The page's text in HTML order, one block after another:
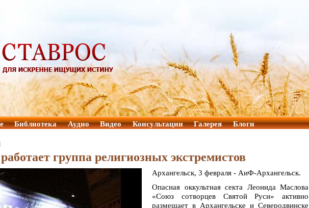
Библиотека Аудио Видео Консультации Галерея Блоги
группа религиозных экстремистов
Архангельск, 3 февраля - АиФ-Архангельск.
Опасная оккультная секта Леонида Маслова
«Союз сотворцев Святой Руси» активно
размещает в Архангельске и Северодвинске